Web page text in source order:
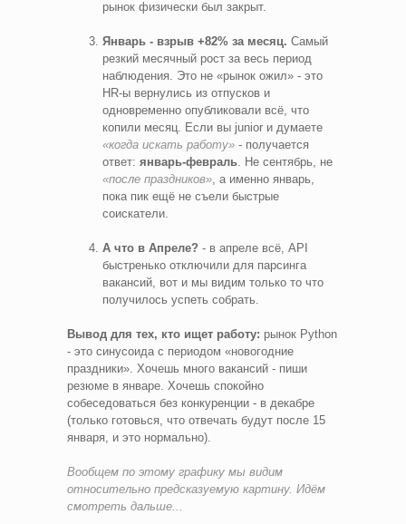
рынок физически был закрыт.
Январь - взрыв +82% за месяц. Самый
резкий месячный рост за весь период
наблюдения. Это не «рынок ожил» - это
HR-ы вернулись из отпусков и
одновременно опубликовали всё, что
копили месяц. Если вы junior и думаете
«когда искать работу» - получается
ответ: январь-февраль . Не сентябрь, не
«после праздников» , а именно январь,
пока пик ещё не съели быстрые
соискатели.
А что в Апреле? - в апреле всё, API
быстренько отключили для парсинга
вакансий, вот и мы видим только то что
получилось успеть собрать.
Вывод для тех, кто ищет работу: рынок Python
- это синусоида с периодом «новогодние
праздники». Хочешь много вакансий - пиши
резюме в январе. Хочешь спокойно
собеседоваться без конкуренции - в декабре
(только готовься, что отвечать будут после 15
января, и это нормально).
Вообщем по этому графику мы видим
относительно предсказуемую картину. Идём
смотреть дальше...